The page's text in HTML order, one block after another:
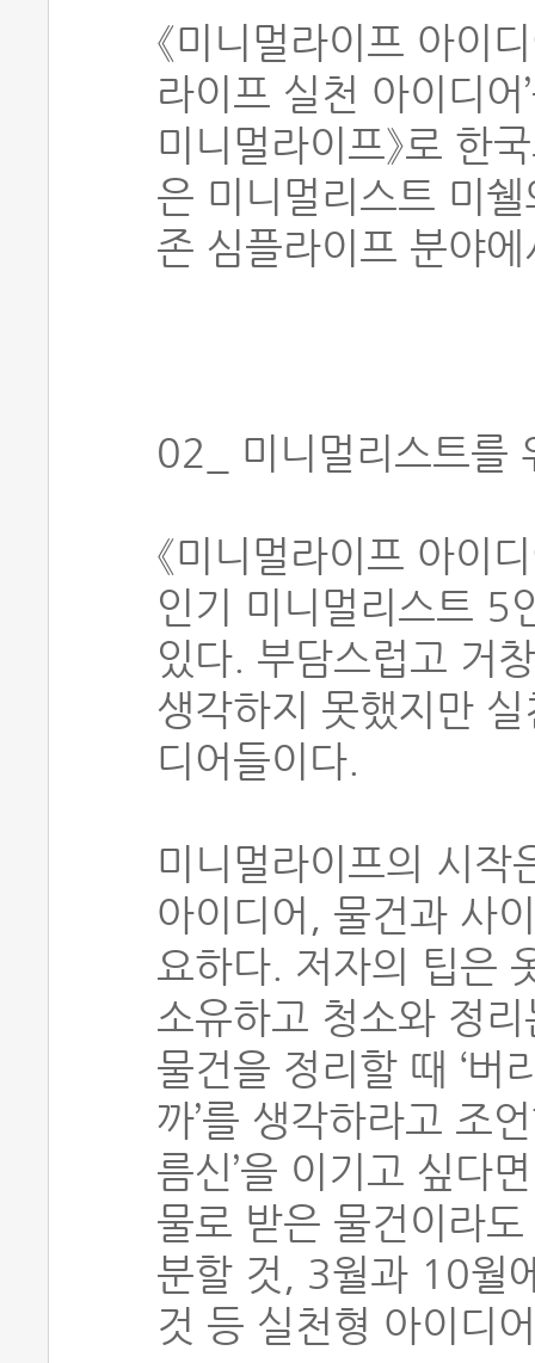
《미니멀라이프 아이
라이프 실천 아이디어
미니멀라이프》로 한
은 미니멀리스트 미
존 심플라이프 분야
02_ 미니멀리스트를
《미니멀라이프 아이
인기 미니멀리스트 5
있다. 부담스럽고 거
생각하지 못했지만
디어들이다.
미니멀라이프의 시작
아이디어, 물건과 사
요하다. 저자의 팁은
소유하고 청소와 정
물건을 정리할 때 ‘버
까’를 생각하라고 조
름신’을 이기고 싶다
물로 받은 물건이라
분할 것, 3월과 10월
것 등 실천형 아이디